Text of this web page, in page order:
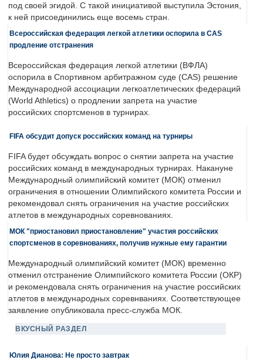
под своей эгидой. С такой инициативой выступила Эстония,
к ней присоединились еще восемь стран.
Всероссийская федерация легкой атлетики оспорила в CAS
продление отстранения
Всероссийская федерация легкой атлетики (ВФЛА)
оспорила в Спортивном арбитражном суде (CAS) решение
Международной ассоциации легкоатлетических федераций
(World Athletics) о продлении запрета на участие
российских спортсменов в турнирах.
FIFA обсудит допуск российских команд на турниры
FIFA будет обсуждать вопрос о снятии запрета на участие
российских команд в международных турнирах. Накануне
Международный олимпийский комитет (МОК) отменил
ограничения в отношении Олимпийского комитета России и
рекомендовал снять ограничения на участие российских
атлетов в международных соревнованиях.
МОК "приостановил приостановление" участия российских
спортсменов в соревнованиях, получив нужные ему гарантии
Международный олимпийский комитет (МОК) временно
отменил отстранение Олимпийского комитета России (ОКР)
и рекомендовала снять ограничения на участие российских
атлетов в международных соревнваниях. Соответствующее
заявление опубликовала пресс-служба МОК.
ВКУСНЫЙ РАЗДЕЛ
Юлия Дианова: Не просто завтрак